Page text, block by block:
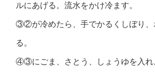
ルにあげる。流水をかけ冷ます。
③②が冷めたら、手でかるくしぼり、
る。
④③にごま、さとう、しょうゆを入れ